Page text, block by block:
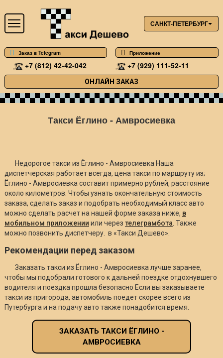
САНКТ-ПЕТЕРБУРГ
Заказ в Telegram Приложение
+7 (812) 42-42-042 +7 (929) 111-52-11
ОНЛАЙН ЗАКАЗ
Такси Ёглино - Амвросиевка
Недорогое такси из Ёглино - Амвросиевка Наша
диспетчерская работает всегда, цена такси по маршруту из;
Ёглино - Амвросиевка составит примерно рублей, расстояние
около километров. Чтобы узнать окончательную стоимость
заказа, сделать заказ и подобрать необходимый класс авто
можно сделать расчет на нашей форме заказа ниже, в
мобильном приложении или через телеграмбота . Также
можно позвонить диспетчеру. в «Такси Дешево».
Рекомендации перед заказом
Заказать такси из Ёглино - Амвросиевка лучше заранее,
чтобы мы подобрали готового к дальней поездке отдохнувшего
водителя и поездка прошла безопасно Если вы заказываете
такси из пригорода, автомобиль поедет скорее всего из
Путербурга и на подачу авто также понадобится время.
ЗАКАЗАТЬ ТАКСИ ЁГЛИНО -
АМВРОСИЕВКА